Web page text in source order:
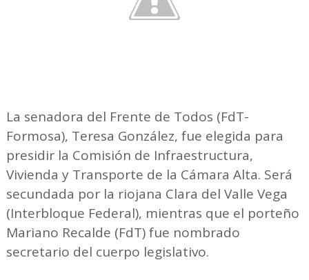
La senadora del Frente de Todos (FdT-
Formosa), Teresa González, fue elegida para
presidir la Comisión de Infraestructura,
Vivienda y Transporte de la Cámara Alta. Será
secundada por la riojana Clara del Valle Vega
(Interbloque Federal), mientras que el porteño
Mariano Recalde (FdT) fue nombrado
secretario del cuerpo legislativo.